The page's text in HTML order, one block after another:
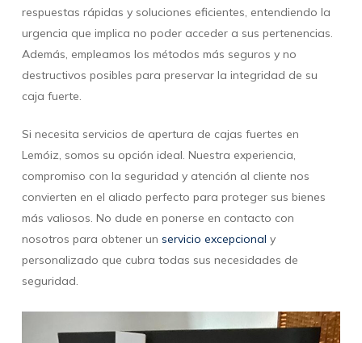
respuestas rápidas y soluciones eficientes, entendiendo la
urgencia que implica no poder acceder a sus pertenencias.
Además, empleamos los métodos más seguros y no
destructivos posibles para preservar la integridad de su
caja fuerte.
Si necesita servicios de apertura de cajas fuertes en
Lemóiz, somos su opción ideal. Nuestra experiencia,
compromiso con la seguridad y atención al cliente nos
convierten en el aliado perfecto para proteger sus bienes
más valiosos. No dude en ponerse en contacto con
nosotros para obtener un servicio excepcional y
personalizado que cubra todas sus necesidades de
seguridad.